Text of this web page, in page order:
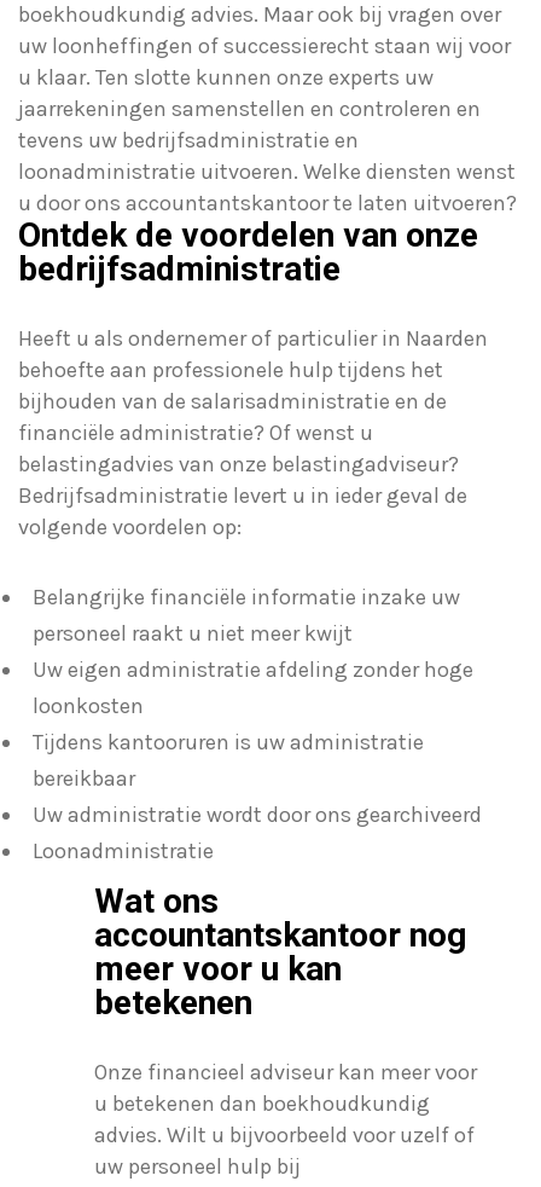
boekhoudkundig advies. Maar ook bij vragen over
uw loonheffingen of successierecht staan wij voor
u klaar. Ten slotte kunnen onze experts uw
jaarrekeningen samenstellen en controleren en
tevens uw bedrijfsadministratie en
loonadministratie uitvoeren. Welke diensten wenst
u door ons accountantskantoor te laten uitvoeren?
Ontdek de voordelen van onze
bedrijfsadministratie
Heeft u als ondernemer of particulier in Naarden
behoefte aan professionele hulp tijdens het
bijhouden van de salarisadministratie en de
financiële administratie? Of wenst u
belastingadvies van onze belastingadviseur?
Bedrijfsadministratie levert u in ieder geval de
volgende voordelen op:
Belangrijke financiële informatie inzake uw
personeel raakt u niet meer kwijt
Uw eigen administratie afdeling zonder hoge
loonkosten
Tijdens kantooruren is uw administratie
bereikbaar
Uw administratie wordt door ons gearchiveerd
Loonadministratie
Wat ons
accountantskantoor nog
meer voor u kan
betekenen
Onze financieel adviseur kan meer voor
u betekenen dan boekhoudkundig
advies. Wilt u bijvoorbeeld voor uzelf of
uw personeel hulp bij